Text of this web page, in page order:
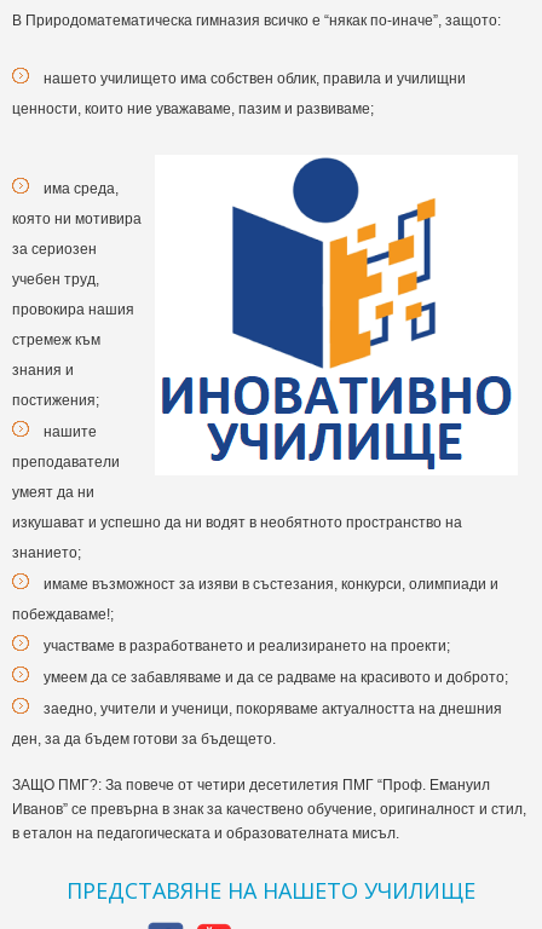
В Природоматематическа гимназия всичко е “някак по-иначе”, защото:
нашето училището има собствен облик, правила и училищни
ценности, които ние уважаваме, пазим и развиваме;
има среда,
която ни мотивира
за сериозен
учебен труд,
провокира нашия
стремеж към
знания и
постижения;
нашите
преподаватели
умеят да ни
изкушават и успешно да ни водят в необятното пространство на
знанието;
имаме възможност за изяви в състезания, конкурси, олимпиади и
побеждаваме!;
участваме в разработването и реализирането на проекти;
умеем да се забавляваме и да се радваме на красивото и доброто;
заедно, учители и ученици, покоряваме актуалността на днешния
ден, за да бъдем готови за бъдещето.
ЗАЩО ПМГ?: За повече от четири десетилетия ПМГ “Проф. Емануил
Иванов” се превърна в знак за качествено обучение, оригиналност и стил,
в еталон на педагогическата и образователната мисъл.
ПРЕДСТАВЯНЕ НА НАШЕТО УЧИЛИЩЕ